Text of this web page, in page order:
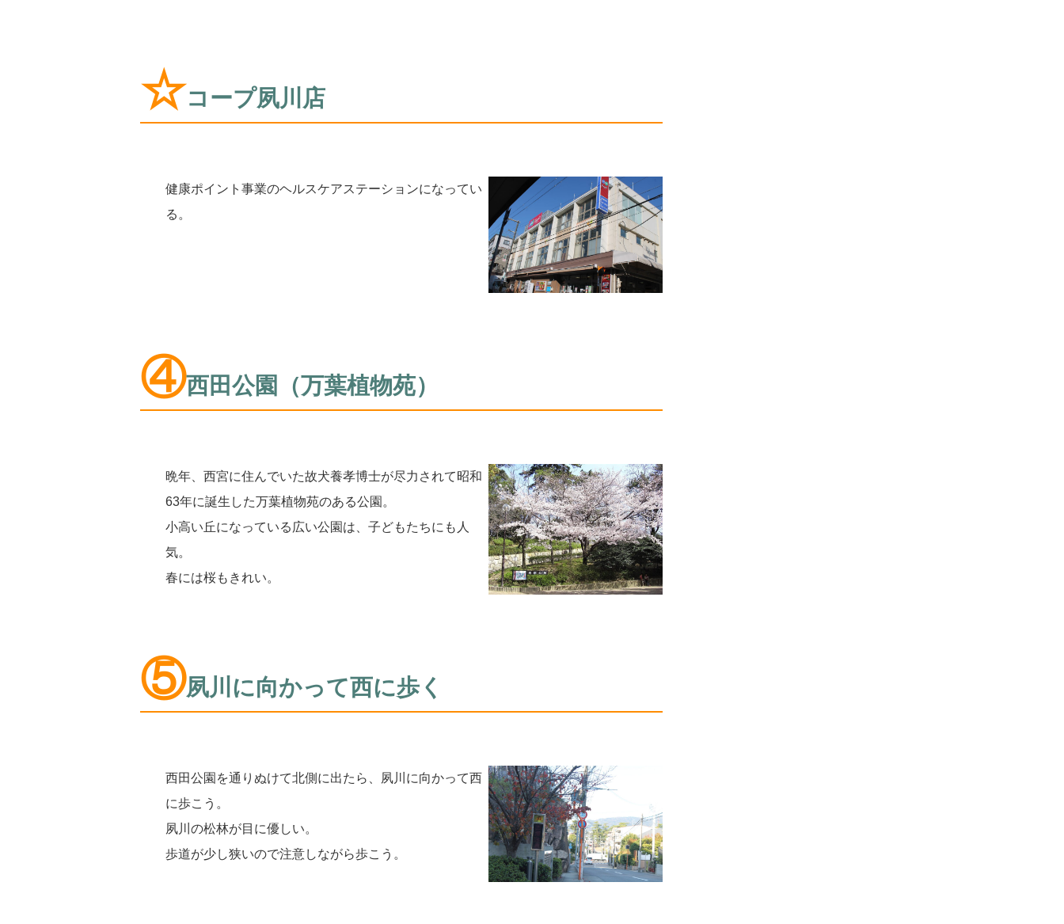
☆コープ夙川店
健康ポイント事業のヘルスケアステーションになってい
る。
④西田公園（万葉植物苑）
晩年、西宮に住んでいた故犬養孝博士が尽力されて昭和
63年に誕生した万葉植物苑のある公園。
小高い丘になっている広い公園は、子どもたちにも人
気。
春には桜もきれい。
⑤夙川に向かって西に歩く
西田公園を通りぬけて北側に出たら、夙川に向かって西
に歩こう。
夙川の松林が目に優しい。
歩道が少し狭いので注意しながら歩こう。